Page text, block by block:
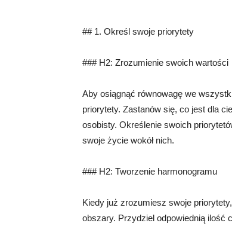
## 1. Określ swoje priorytety
### H2: Zrozumienie swoich wartości
Aby osiągnąć równowagę we
priorytety. Zastanów się, co jest dla
osobisty. Określenie swoich
swoje życie wokół nich.
### H2: Tworzenie harmonogramu
Kiedy już zrozumiesz swoje
obszary. Przydziel odpowiednią ilość